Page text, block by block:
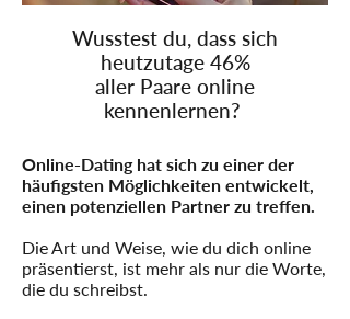
Wusstest du, dass sich
heutzutage 46%
aller Paare online
kennenlernen?
Online-Dating hat sich zu einer der
häufigsten Möglichkeiten entwickelt,
einen potenziellen Partner zu treffen.
Die Art und Weise, wie du dich online
präsentierst, ist mehr als nur die Worte,
die du schreibst.